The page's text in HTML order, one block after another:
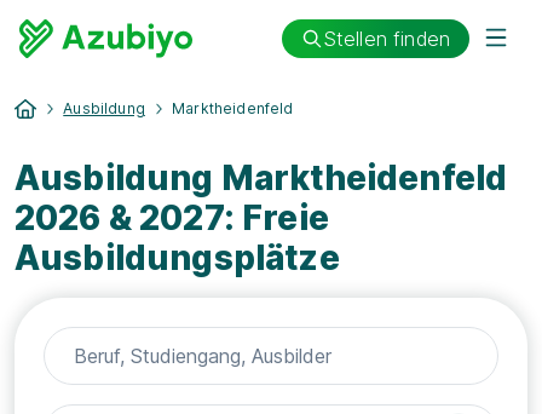
Stellen finden
Ausbildung Marktheidenfeld
Ausbildung Marktheidenfeld
2026 & 2027: Freie
Ausbildungsplätze